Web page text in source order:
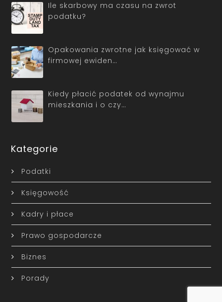
Ile skarbowy ma czasu na zwrot
podatku?
Opakowania zwrotne jak księgować w
firmowej ewiden…
Kiedy płacić podatek od wynajmu
mieszkania i o czy…
Kategorie
Podatki
Księgowość
Kadry i płace
Prawo gospodarcze
Biznes
Porady